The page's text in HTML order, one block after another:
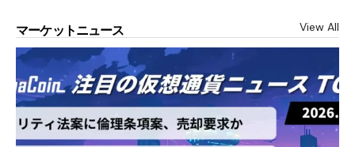
マーケットニュース View All